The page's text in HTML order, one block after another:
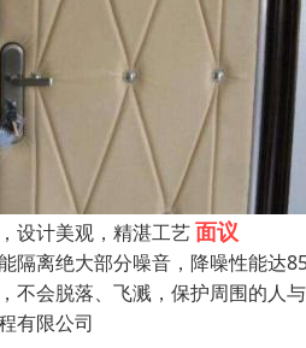
设计美观，精湛工艺面议
隔离绝大部分噪音，降噪性能
不会脱落、飞溅，保护周围的人
有限公司